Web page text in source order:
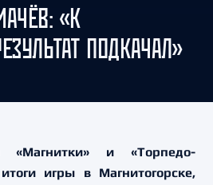
«К
ПОДКАЧАЛ»
«Магнитки» и «Торпедо-
игры в Магнитогорске,